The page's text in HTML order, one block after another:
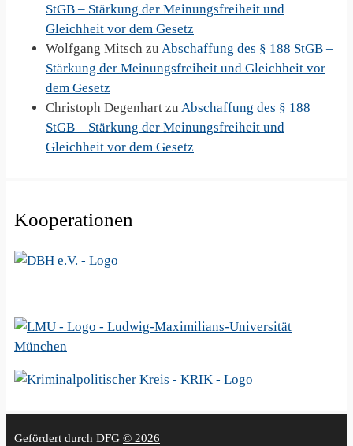
StGB – Stärkung der Meinungsfreiheit und
Gleichheit vor dem Gesetz
Wolfgang Mitsch zu Abschaffung des § 188 StGB –
Stärkung der Meinungsfreiheit und Gleichheit vor
dem Gesetz
Christoph Degenhart zu Abschaffung des § 188
StGB – Stärkung der Meinungsfreiheit und
Gleichheit vor dem Gesetz
Kooperationen
Gefördert durch DFG © 2026